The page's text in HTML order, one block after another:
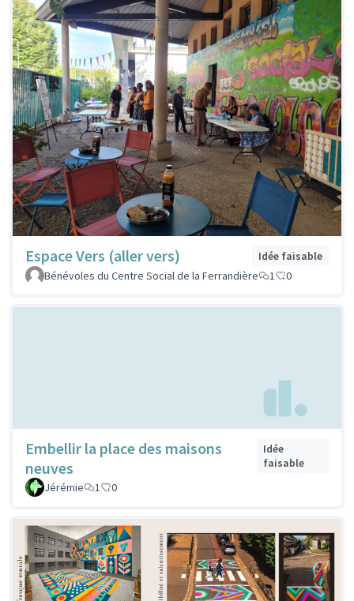
Espace Vers (aller vers)
Idée faisable
Bénévoles du Centre Social de la Ferrandière
1 0
Embellir la place des maisons
neuves
Idée
faisable
Jérémie
1 0